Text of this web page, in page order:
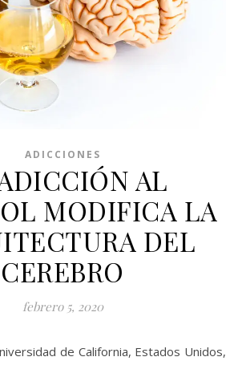
ADICCIONES
AL
MODIFICA LA
DEL
CEREBRO
febrero 5, 2020
de California, Estados Unidos,